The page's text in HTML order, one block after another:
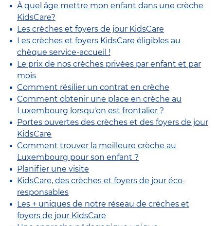
À quel âge mettre mon enfant dans une crèche
KidsCare?
Les crèches et foyers de jour KidsCare
Les crèches et foyers KidsCare éligibles au
chèque service-accueil !
Le prix de nos crèches privées par enfant et par
mois
Comment résilier un contrat en crèche
Comment obtenir une place en crèche au
Luxembourg lorsqu'on est frontalier ?
Portes ouvertes des crèches et des foyers de jour
KidsCare
Comment trouver la meilleure crèche au
Luxembourg pour son enfant ?
Planifier une visite
KidsCare, des crèches et foyers de jour éco-
responsables
Les + uniques de notre réseau de crèches et
foyers de jour KidsCare